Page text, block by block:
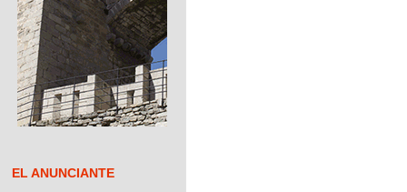
EL ANUNCIANTE